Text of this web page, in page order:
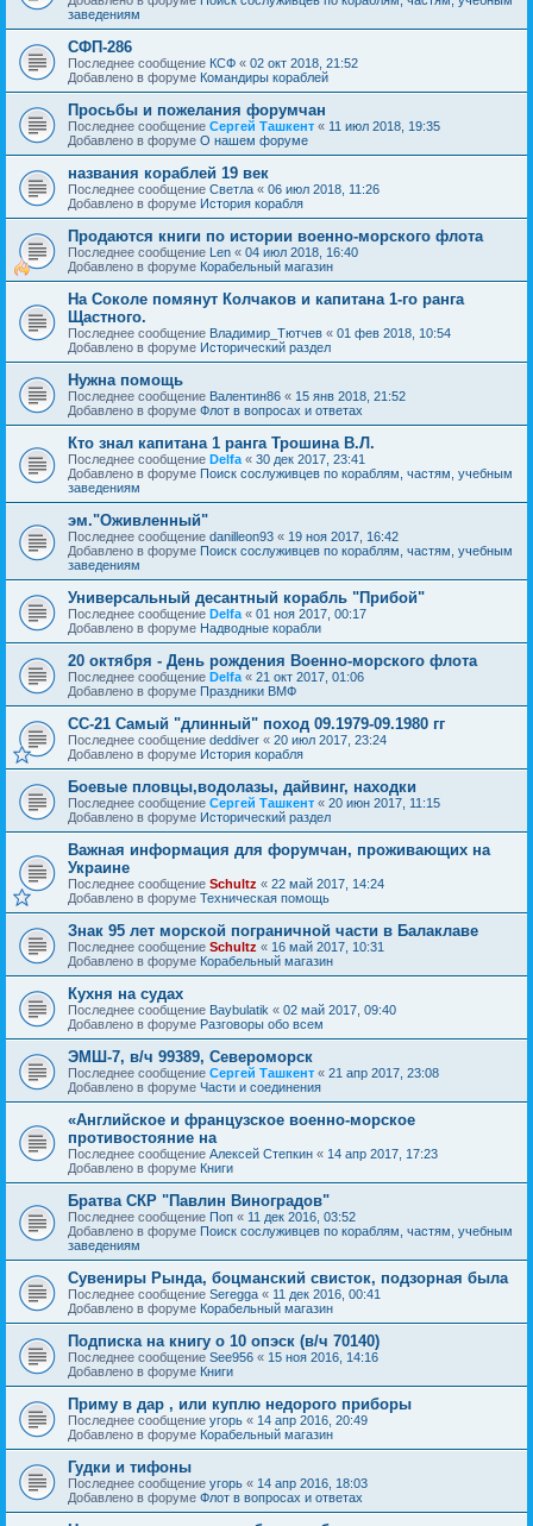
заведениям
СФП-286
Последнее сообщение КСФ « 02 окт 2018, 21:52
Добавлено в форуме Командиры кораблей
Просьбы и пожелания форумчан
Последнее сообщение Сергей Ташкент « 11 июл 2018, 19:35
Добавлено в форуме О нашем форуме
названия кораблей 19 век
Последнее сообщение Cветла « 06 июл 2018, 11:26
Добавлено в форуме История корабля
Продаются книги по истории военно-морского флота
Последнее сообщение Len « 04 июл 2018, 16:40
Добавлено в форуме Корабельный магазин
На Соколе помянут Колчаков и капитана 1-го ранга
Щастного.
Последнее сообщение Владимир_Тютчев « 01 фев 2018, 10:54
Добавлено в форуме Исторический раздел
Нужна помощь
Последнее сообщение Валентин86 « 15 янв 2018, 21:52
Добавлено в форуме Флот в вопросах и ответах
Кто знал капитана 1 ранга Трошина В.Л.
Последнее сообщение Delfa « 30 дек 2017, 23:41
Добавлено в форуме Поиск сослуживцев по кораблям, частям, учебным
заведениям
эм."Оживленный"
Последнее сообщение danilleon93 « 19 ноя 2017, 16:42
Добавлено в форуме Поиск сослуживцев по кораблям, частям, учебным
заведениям
Универсальный десантный корабль "Прибой"
Последнее сообщение Delfa « 01 ноя 2017, 00:17
Добавлено в форуме Надводные корабли
20 октября - День рождения Военно-морского флота
Последнее сообщение Delfa « 21 окт 2017, 01:06
Добавлено в форуме Праздники ВМФ
СС-21 Самый "длинный" поход 09.1979-09.1980 гг
Последнее сообщение deddiver « 20 июл 2017, 23:24
Добавлено в форуме История корабля
Боевые пловцы,водолазы, дайвинг, находки
Последнее сообщение Сергей Ташкент « 20 июн 2017, 11:15
Добавлено в форуме Исторический раздел
Важная информация для форумчан, проживающих на
Украине
Последнее сообщение Schultz « 22 май 2017, 14:24
Добавлено в форуме Техническая помощь
Знак 95 лет морской пограничной части в Балаклаве
Последнее сообщение Schultz « 16 май 2017, 10:31
Добавлено в форуме Корабельный магазин
Кухня на судах
Последнее сообщение Baybulatik « 02 май 2017, 09:40
Добавлено в форуме Разговоры обо всем
ЭМШ-7, в/ч 99389, Североморск
Последнее сообщение Сергей Ташкент « 21 апр 2017, 23:08
Добавлено в форуме Части и соединения
«Английское и французское военно-морское
противостояние на
Последнее сообщение Алексей Степкин « 14 апр 2017, 17:23
Добавлено в форуме Книги
Братва СКР "Павлин Виноградов"
Последнее сообщение Поп « 11 дек 2016, 03:52
Добавлено в форуме Поиск сослуживцев по кораблям, частям, учебным
заведениям
Сувениры Рында, боцманский свисток, подзорная была
Последнее сообщение Seregga « 11 дек 2016, 00:41
Добавлено в форуме Корабельный магазин
Подписка на книгу о 10 опэск (в/ч 70140)
Последнее сообщение See956 « 15 ноя 2016, 14:16
Добавлено в форуме Книги
Приму в дар , или куплю недорого приборы
Последнее сообщение угорь « 14 апр 2016, 20:49
Добавлено в форуме Корабельный магазин
Гудки и тифоны
Последнее сообщение угорь « 14 апр 2016, 18:03
Добавлено в форуме Флот в вопросах и ответах